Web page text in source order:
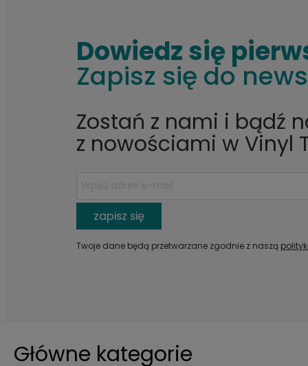
Dowiedz się
Zapisz się do
Zostań z nami i bądź
z nowościami w Vinyl
zapisz się
Twoje dane będą przetwarzane zgodnie z naszą
Główne kategorie